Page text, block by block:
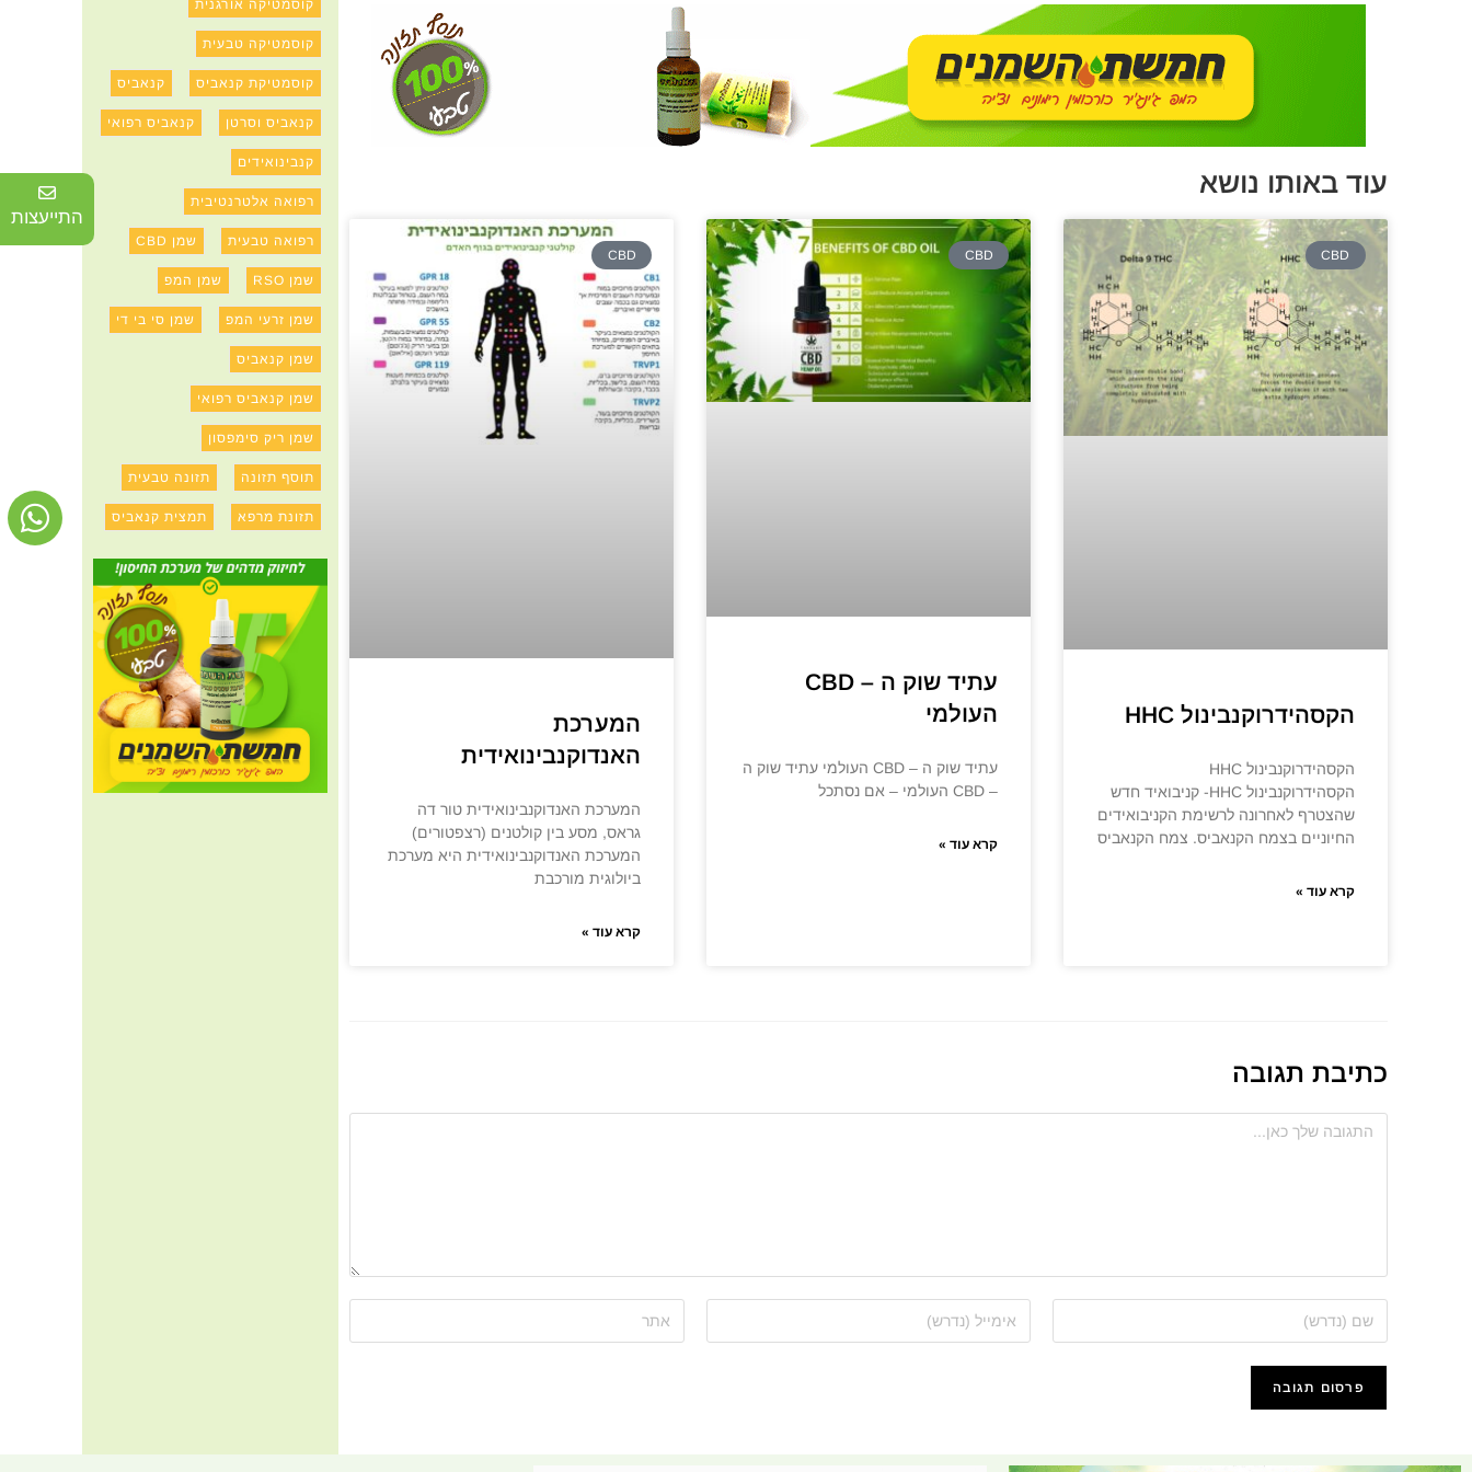
עוד באותו נושא
CBD
הקסהידרוקנבינול HHC
הקסהידרוקנבינול HHC
הקסהידרוקנבינול HHC- קניבואיד חדש
שהצטרף לאחרונה לרשימת הקניבואידים
החיוניים בצמח הקנאביס. צמח הקנאביס
קרא עוד »
CBD
עתיד שוק ה – CBD
העולמי
עתיד שוק ה – CBD העולמי עתיד שוק ה
– CBD העולמי – אם נסתכל
קרא עוד »
CBD
המערכת
האנדוקנבינואידית
המערכת האנדוקנבינואידית טור דה
גראס, מסע בין קולטנים (רצפטורים)
המערכת האנדוקנבינואידית היא מערכת
ביולוגית מורכבת
קרא עוד »
כתיבת תגובה
קוסמטיקה אורגנית
קוסמטיקה טבעית
קוסמטיקת קנאביס קנאביס
קנאביס וסרטן קנאביס רפואי
קנבינואידים
רפואה אלטרנטיבית
רפואה טבעית שמן CBD
שמן RSO שמן המפ
שמן זרעי המפ שמן סי בי די
שמן קנאביס
שמן קנאביס רפואי
שמן ריק סימפסון
תוסף תזונה תזונה טבעית
תזונת מרפא תמצית קנאביס
התייעצות